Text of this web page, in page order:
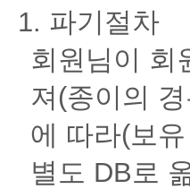
1. 파기절차
회원님이 회
져(종이의
에 따라(보
별도 DB로